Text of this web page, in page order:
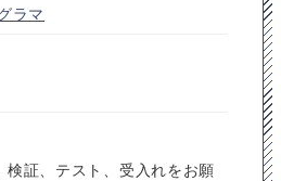
ラマ
検証、テスト、受入れをお願